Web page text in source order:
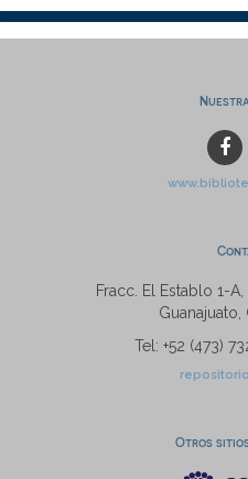
Fracc. El Establo 1-
Tel: +52 (473)
Otros